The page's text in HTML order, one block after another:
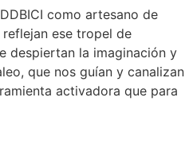
como artesano de
ese tropel de
despiertan la imaginación y
que nos guían y canalizan
activadora que para